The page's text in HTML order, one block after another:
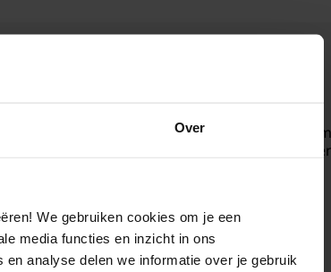
Over
We gebruiken cookies om je een
media functies en inzicht in ons
analyse delen we informatie over je gebruik
Ihr Ferienhaus
die ideale Mischung aus dörflichem
Ferienhaus für die ganze Familie